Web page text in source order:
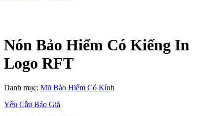
Nón Bảo Hiểm Có Kiếng In
Logo RFT
Danh mục: Mũ Bảo Hiểm Có Kính
Yêu Cầu Báo Giá